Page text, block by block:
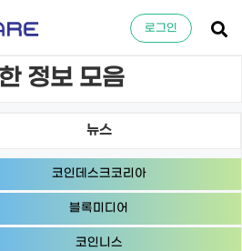
로그인
정보 모음
뉴스
코인데스크코리아
블록미디어
코인니스